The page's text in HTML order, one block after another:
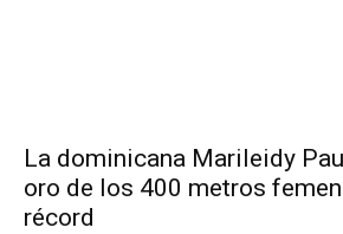
La dominicana Marileidy
oro de los 400 metros
récord